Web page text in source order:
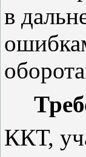
в
ККТ,